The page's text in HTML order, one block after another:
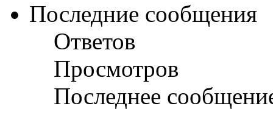
Последние сообщения
Ответов
Просмотров
Последнее